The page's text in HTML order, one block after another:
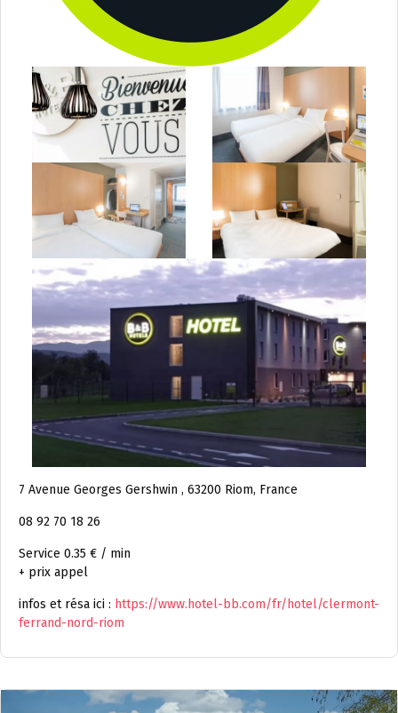
7 Avenue Georges Gershwin , 63200 Riom, France
08 92 70 18 26
Service 0.35 € / min
+ prix appel
infos et résa ici : https://www.hotel-bb.com/fr/hotel/clermont-
ferrand-nord-riom